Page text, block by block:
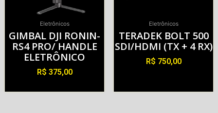
Eletrônicos
GIMBAL DJI RONIN-
RS4 PRO/ HANDLE
ELETRÔNICO
R$ 375,00
Eletrônicos
TERADEK BOLT 500
SDI/HDMI (TX + 4 RX)
R$ 750,00